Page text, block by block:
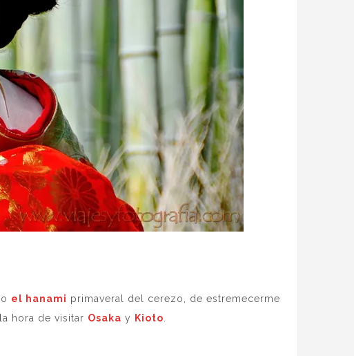
el hanami primaveral del cerezo, de estremecerme
hora de visitar Osaka y Kioto